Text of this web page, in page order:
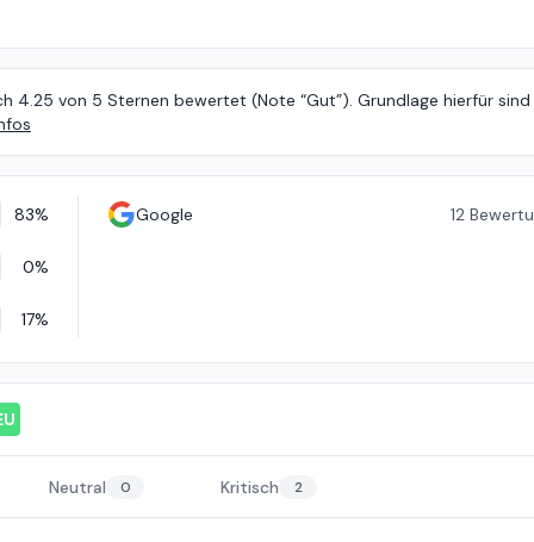
von 5 Sternen bewertet (Note “Gut”). Grundlage hierfür sind
83%
0%
17%
Google 12
Neutral 0 Kritisch 2